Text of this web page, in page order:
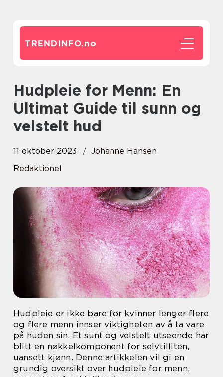
TRENDINFO.no
Hudpleie for Menn: En
Ultimat Guide til sunn og
velstelt hud
11 oktober 2023
Johanne Hansen
Redaktionel
Hudpleie er ikke bare for kvinner lenger flere
og flere menn innser viktigheten av å ta vare
på huden sin. Et sunt og velstelt utseende har
blitt en nøkkelkomponent for selvtilliten,
uansett kjønn. Denne artikkelen vil gi en
grundig oversikt over hudpleie for menn,